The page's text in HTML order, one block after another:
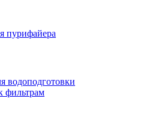
пурифайера
водоподготовки
фильтрам